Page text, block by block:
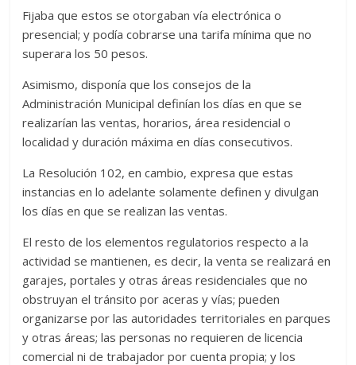
Fijaba que estos se otorgaban vía electrónica o
presencial; y podía cobrarse una tarifa mínima que no
superara los 50 pesos.
Asimismo, disponía que los consejos de la
Administración Municipal definían los días en que se
realizarían las ventas, horarios, área residencial o
localidad y duración máxima en días consecutivos.
La Resolución 102, en cambio, expresa que estas
instancias en lo adelante solamente definen y divulgan
los días en que se realizan las ventas.
El resto de los elementos regulatorios respecto a la
actividad se mantienen, es decir, la venta se realizará en
garajes, portales y otras áreas residenciales que no
obstruyan el tránsito por aceras y vías; pueden
organizarse por las autoridades territoriales en parques
y otras áreas; las personas no requieren de licencia
comercial ni de trabajador por cuenta propia; y los